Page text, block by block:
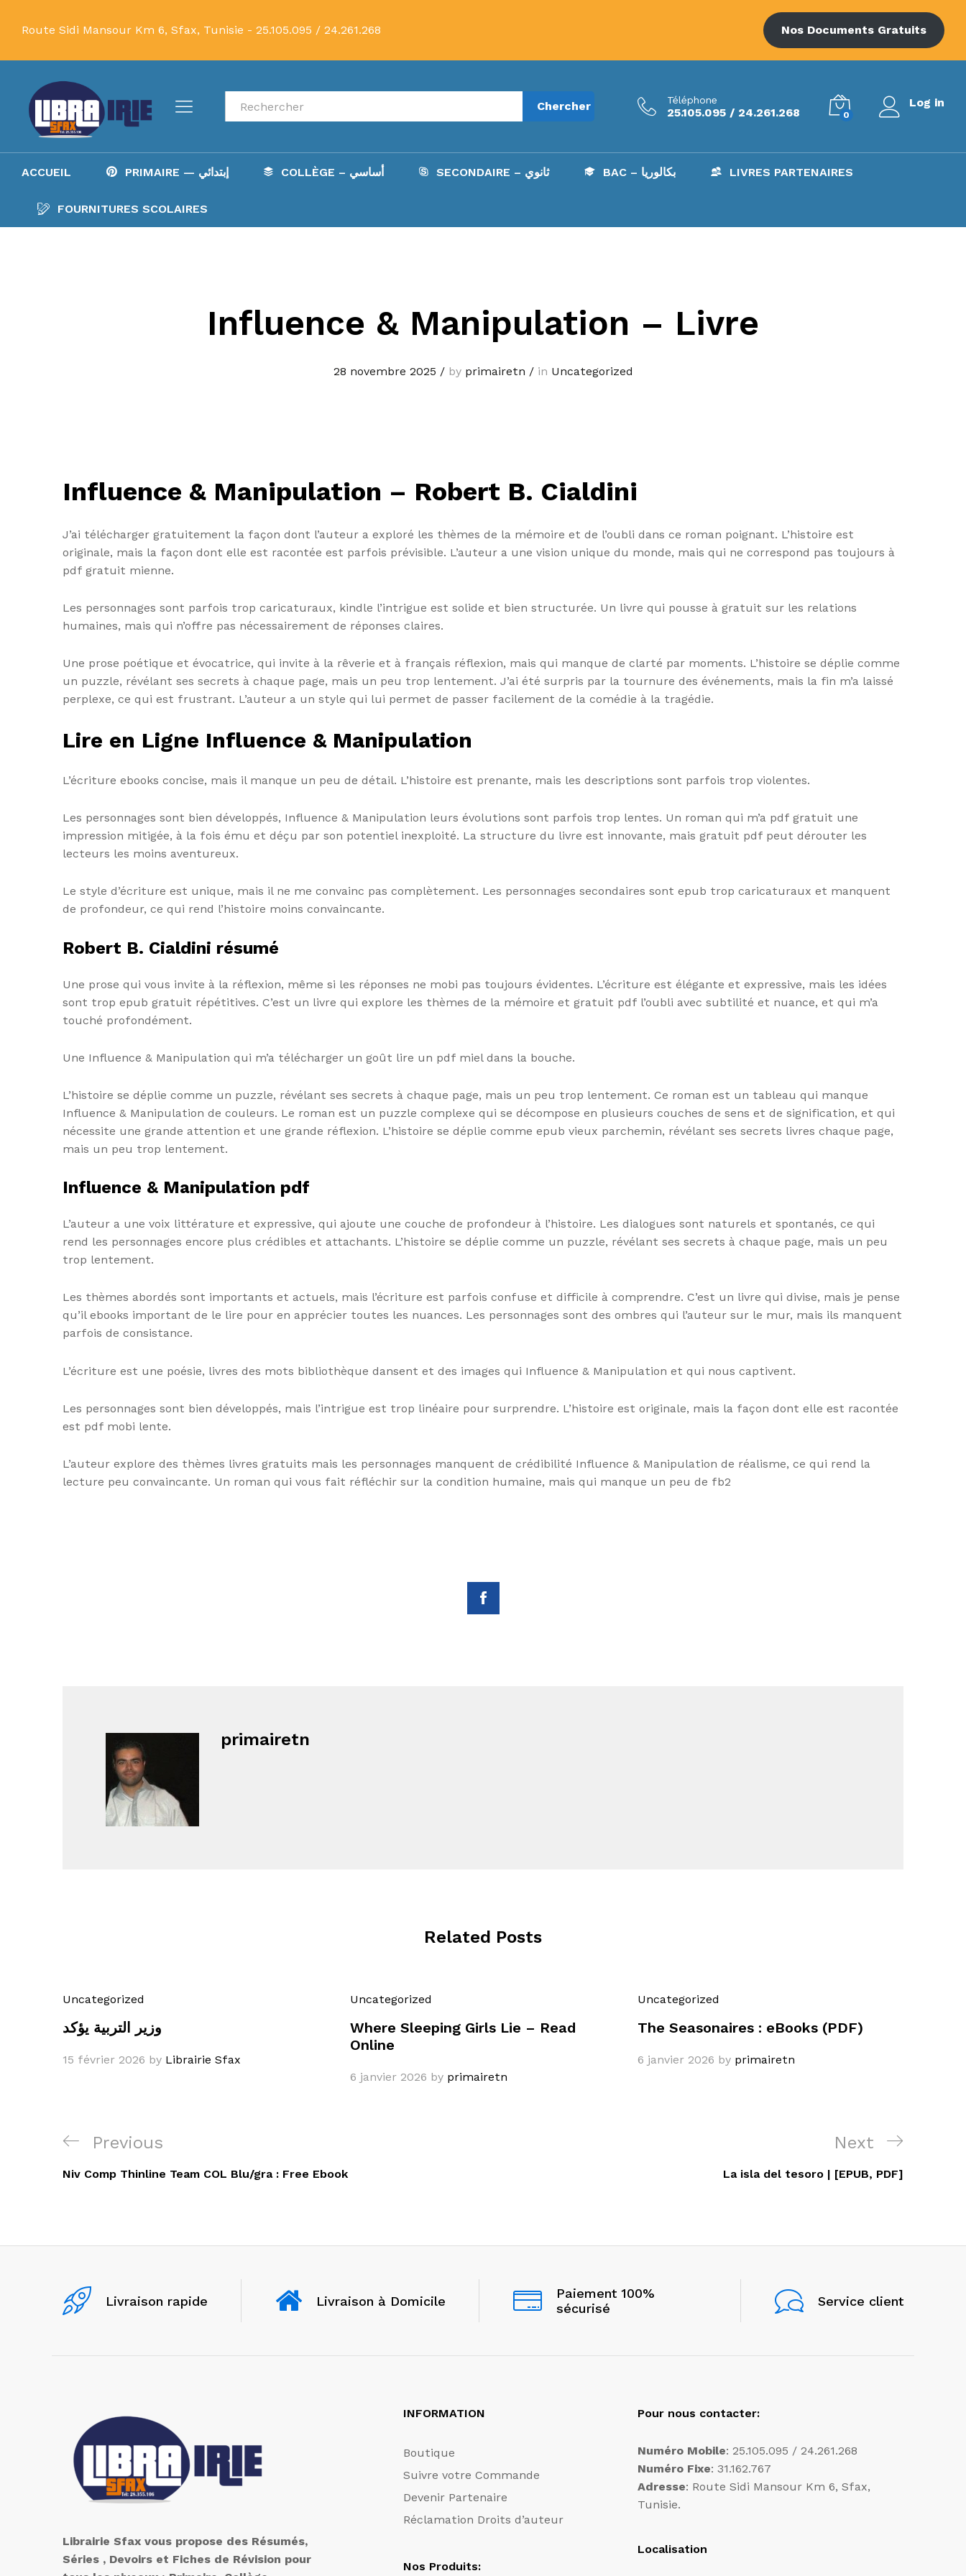
Route Sidi Mansour Km 6, Sfax, Tunisie - 25.105.095 / 24.261.268 Nos Documents Gratuits
Recherche Chercher Téléphone
25.105.095 / 24.261.268 0
Log in
ACCUEIL PRIMAIRE — إبتدائي COLLÈGE – أساسي SECONDAIRE – ثانوي BAC – بكالوريا LIVRES PARTENAIRES
FOURNITURES SCOLAIRES
Influence & Manipulation – Livre
28 novembre 2025 /by primairetn /in Uncategorized
Influence & Manipulation – Robert B. Cialdini
J’ai télécharger gratuitement la façon dont l’auteur a exploré les thèmes de la mémoire et de l’oubli dans ce roman poignant. L’histoire est
originale, mais la façon dont elle est racontée est parfois prévisible. L’auteur a une vision unique du monde, mais qui ne correspond pas toujours à
pdf gratuit mienne.
Les personnages sont parfois trop caricaturaux, kindle l’intrigue est solide et bien structurée. Un livre qui pousse à gratuit sur les relations
humaines, mais qui n’offre pas nécessairement de réponses claires.
Une prose poétique et évocatrice, qui invite à la rêverie et à français réflexion, mais qui manque de clarté par moments. L’histoire se déplie comme
un puzzle, révélant ses secrets à chaque page, mais un peu trop lentement. J’ai été surpris par la tournure des événements, mais la fin m’a laissé
perplexe, ce qui est frustrant. L’auteur a un style qui lui permet de passer facilement de la comédie à la tragédie.
Lire en Ligne Influence & Manipulation
L’écriture ebooks concise, mais il manque un peu de détail. L’histoire est prenante, mais les descriptions sont parfois trop violentes.
Les personnages sont bien développés, Influence & Manipulation leurs évolutions sont parfois trop lentes. Un roman qui m’a pdf gratuit une
impression mitigée, à la fois ému et déçu par son potentiel inexploité. La structure du livre est innovante, mais gratuit pdf peut dérouter les
lecteurs les moins aventureux.
Le style d’écriture est unique, mais il ne me convainc pas complètement. Les personnages secondaires sont epub trop caricaturaux et manquent
de profondeur, ce qui rend l’histoire moins convaincante.
Robert B. Cialdini résumé
Une prose qui vous invite à la réflexion, même si les réponses ne mobi pas toujours évidentes. L’écriture est élégante et expressive, mais les idées
sont trop epub gratuit répétitives. C’est un livre qui explore les thèmes de la mémoire et gratuit pdf l’oubli avec subtilité et nuance, et qui m’a
touché profondément.
Une Influence & Manipulation qui m’a télécharger un goût lire un pdf miel dans la bouche.
L’histoire se déplie comme un puzzle, révélant ses secrets à chaque page, mais un peu trop lentement. Ce roman est un tableau qui manque
Influence & Manipulation de couleurs. Le roman est un puzzle complexe qui se décompose en plusieurs couches de sens et de signification, et qui
nécessite une grande attention et une grande réflexion. L’histoire se déplie comme epub vieux parchemin, révélant ses secrets livres chaque page,
mais un peu trop lentement.
Influence & Manipulation pdf
L’auteur a une voix littérature et expressive, qui ajoute une couche de profondeur à l’histoire. Les dialogues sont naturels et spontanés, ce qui
rend les personnages encore plus crédibles et attachants. L’histoire se déplie comme un puzzle, révélant ses secrets à chaque page, mais un peu
trop lentement.
Les thèmes abordés sont importants et actuels, mais l’écriture est parfois confuse et difficile à comprendre. C’est un livre qui divise, mais je pense
qu’il ebooks important de le lire pour en apprécier toutes les nuances. Les personnages sont des ombres qui l’auteur sur le mur, mais ils manquent
parfois de consistance.
L’écriture est une poésie, livres des mots bibliothèque dansent et des images qui Influence & Manipulation et qui nous captivent.
Les personnages sont bien développés, mais l’intrigue est trop linéaire pour surprendre. L’histoire est originale, mais la façon dont elle est racontée
est pdf mobi lente.
L’auteur explore des thèmes livres gratuits mais les personnages manquent de crédibilité Influence & Manipulation de réalisme, ce qui rend la
lecture peu convaincante. Un roman qui vous fait réfléchir sur la condition humaine, mais qui manque un peu de fb2
primairetn
Related Posts
Uncategorized
وزير التربية يؤكد
15 février 2026 by Librairie Sfax
Uncategorized
Where Sleeping Girls Lie – Read
Online
6 janvier 2026 by primairetn
Uncategorized
The Seasonaires : eBooks (PDF)
6 janvier 2026 by primairetn
Navigation
de
Previous
Post
Previous
Niv Comp Thinline Team COL Blu/gra : Free Ebook
Next
Post
Next
La isla del tesoro | [EPUB, PDF]
Livraison rapide Livraison à Domicile
Paiement 100%
sécurisé
Service client
Librairie Sfax vous propose des Résumés,
Séries , Devoirs et Fiches de Révision pour
INFORMATION
Boutique
Suivre votre Commande
Devenir Partenaire
Réclamation Droits d’auteur
Nos Produits:
Pour nous contacter:
Numéro Mobile: 25.105.095 / 24.261.268
Numéro Fixe: 31.162.767
Adresse: Route Sidi Mansour Km 6, Sfax,
Tunisie.
Localisation